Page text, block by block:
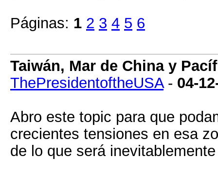
Páginas: 1 2 3 4 5 6
Taiwán, Mar de China y
ThePresidentoftheUSA- 04-
Abro este topic para que
crecientes tensiones en esa
de lo que será